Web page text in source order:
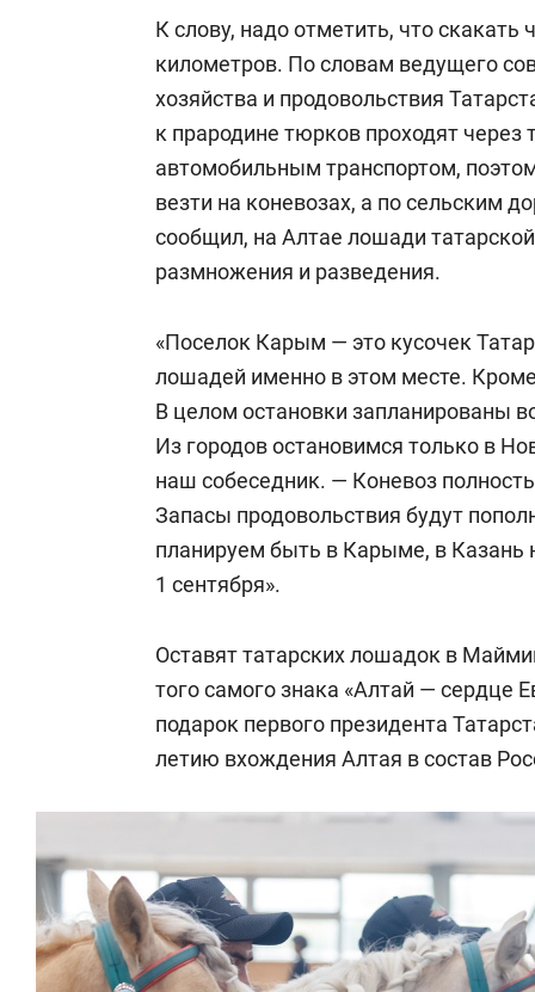
К слову, надо отметить, что скакать
километров. По словам ведущего
хозяйства и продовольствия
к прародине тюрков проходят через
автомобильным транспортом,
везти на коневозах, а по сельским
сообщил, на Алтае лошади
размножения и разведения.
«Поселок Карым — это кусочек
лошадей именно в этом месте.
В целом остановки запланированы
Из городов остановимся только в
наш собеседник. — Коневоз
Запасы продовольствия будут
планируем быть в Карыме, в Казань
1 сентября».
Оставят татарских лошадок в
того самого знака «Алтай — сердце
подарок первого президента
летию вхождения Алтая в состав